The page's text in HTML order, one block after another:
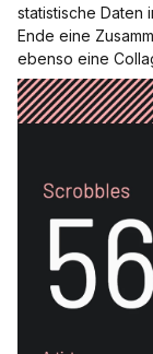
statistische Daten
Ende eine
ebenso eine